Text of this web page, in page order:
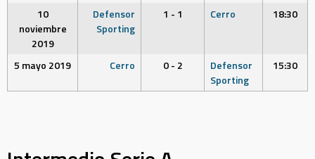
10
noviembre
2019
Defensor
Sporting
1 - 1 Cerro 18:30
5 mayo 2019 Cerro 0 - 2
Defensor
Sporting
15:30